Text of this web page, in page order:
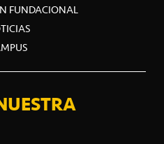
FUNDACIONAL